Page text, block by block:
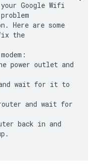
Google Wifi
Here are some
the
power outlet and
and wait for it to
and wait for
back in and